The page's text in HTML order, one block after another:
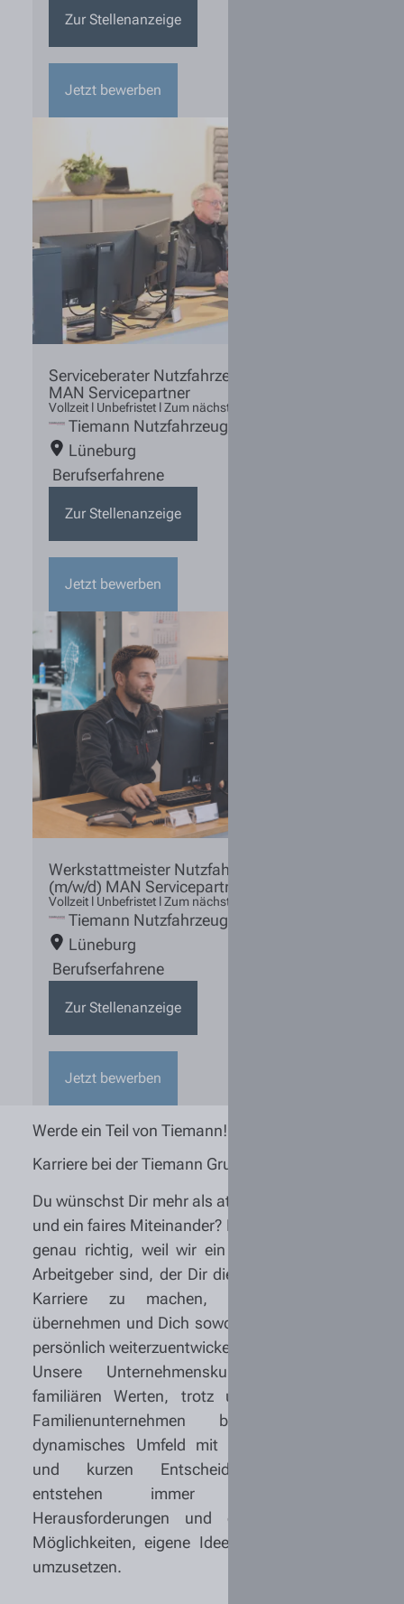
Zur Stellenanzeige
Jetzt bewerben
Serviceberater Nutzfahrzeugtechnik (m/w/d)
MAN Servicepartner
Vollzeit l Unbefristet l Zum nächstmöglichen Zeitpunkt
Tiemann Nutzfahrzeuge
Lüneburg
Berufserfahrene
Zur Stellenanzeige
Jetzt bewerben
Werkstattmeister Nutzfahrzeugtechnik
(m/w/d) MAN Servicepartner
Vollzeit l Unbefristet l Zum nächstmöglichen Zeitpunkt
Tiemann Nutzfahrzeuge
Lüneburg
Berufserfahrene
Zur Stellenanzeige
Jetzt bewerben
Werde ein Teil von Tiemann!
Karriere bei der Tiemann Gruppe
Du wünschst Dir mehr als attraktive Konditionen
und ein faires Miteinander? Dann bist Du bei uns
genau richtig, weil wir ein zukunftsorientierter
Arbeitgeber sind, der Dir die Möglichkeit bietet,
Karriere zu machen, Verantwortung zu
übernehmen und Dich sowohl fachlich als auch
persönlich weiterzuentwickeln.
Unsere Unternehmenskultur basiert auf
familiären Werten, trotz unserer Größe. Als
Familienunternehmen bieten wir ein
dynamisches Umfeld mit flachen Hierarchien
und kurzen Entscheidungswegen. Hier
entstehen immer wieder neue
Herausforderungen und es gibt zahlreiche
Möglichkeiten, eigene Ideen einzubringen und
umzusetzen.